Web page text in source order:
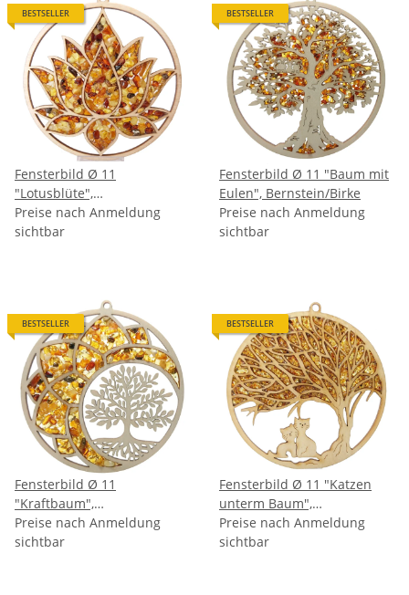
BESTSELLER
Fensterbild Ø 11
"Lotusblüte",
Bernstein/Birke
Preise nach Anmeldung
sichtbar
BESTSELLER
Fensterbild Ø 11 "Baum mit
Eulen", Bernstein/Birke
Preise nach Anmeldung
sichtbar
BESTSELLER
Fensterbild Ø 11
"Kraftbaum",
Bernstein/Birke
Preise nach Anmeldung
sichtbar
BESTSELLER
Fensterbild Ø 11 "Katzen
unterm Baum",
Bernstein/Birke
Preise nach Anmeldung
sichtbar